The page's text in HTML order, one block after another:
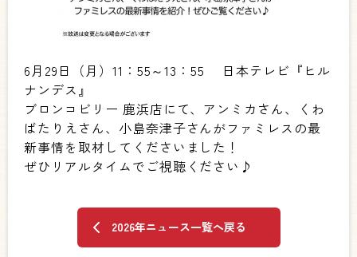
6月29日（月）11：55～13：55 日本テレビ『ヒル
ナンデス』
ブロンコビリー 鹿浜店にて、アンミカさん、くわ
ばたりえさん、小島奈津子さんがファミレスの最
新事情を取材してくださいました！
ぜひリアルタイムでご視聴ください♪
2026年ニュース一覧へ戻る